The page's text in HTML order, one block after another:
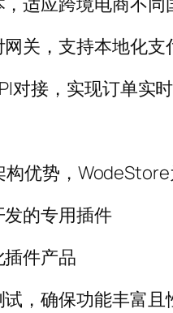
关，支持本地化支
对接，实现订单实
优势，
的专用插件
件产品
，确保功能丰富且